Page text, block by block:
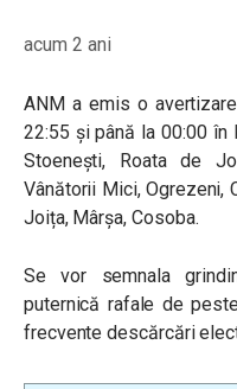
acum 2 ani
ANM a emis o
22:55 și până la 00:00
Stoenești, Roata de
Vânătorii Mici, Ogrezeni,
Joița, Mârșa, Cosoba.
Se vor semnala
puternică rafale de
frecvente descărcări